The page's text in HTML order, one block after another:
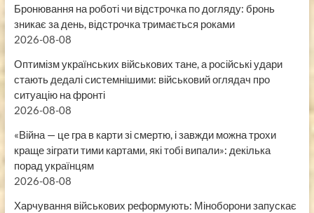
Бронювання на роботі чи відстрочка по догляду: бронь
зникає за день, відстрочка тримається роками
2026-08-08
Оптимізм українських військових тане, а російські удари
стають дедалі системнішими: військовий оглядач про
ситуацію на фронті
2026-08-08
«Війна — це гра в карти зі смертю, і завжди можна трохи
краще зіграти тими картами, які тобі випали»: декілька
порад українцям
2026-08-08
Харчування військових реформують: Міноборони запускає